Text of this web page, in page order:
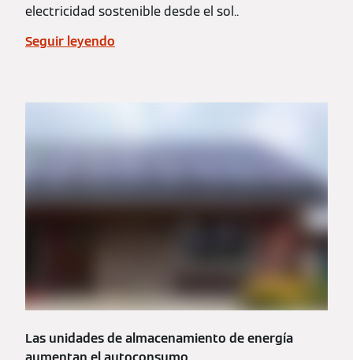
electricidad sostenible desde el sol..
Seguir leyendo
Las unidades de almacenamiento de energía